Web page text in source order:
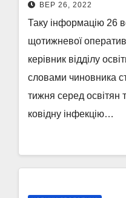
ВЕР 26, 2022
Таку інформацію 26
щотижневої
керівник відділу
словами чиновника
тижня серед освітян
ковідну інфекцію…